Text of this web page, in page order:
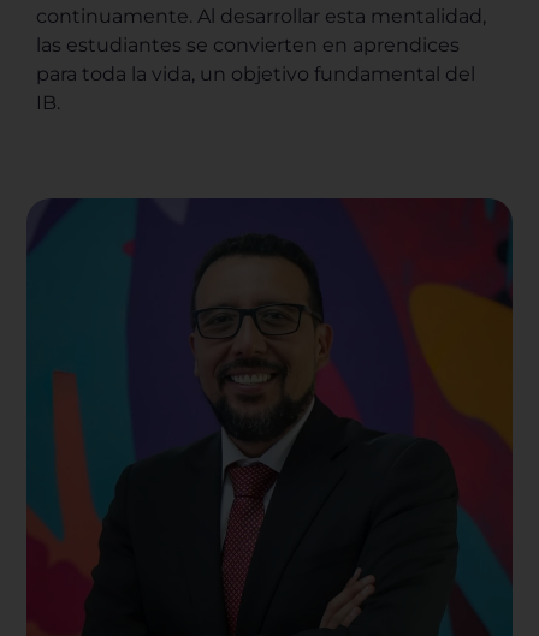
continuamente. Al desarrollar esta mentalidad,
las estudiantes se convierten en aprendices
para toda la vida, un objetivo fundamental del
IB.